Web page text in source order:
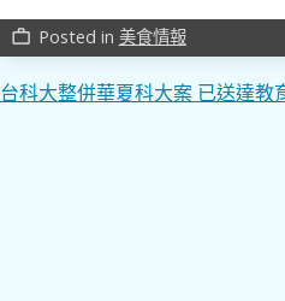
work_outline Posted in 美食情報
文
台科大整併華夏科大案 已送達教